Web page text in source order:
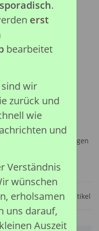
(S)
unter 36 Monaten, wegen
Kleinteile.
Frage zum Artikel
sporadisch.
erst
bearbeitet
wir
zurück und
wie
und
Verständnis
wünschen
erholsamen
uns darauf,
Auszeit